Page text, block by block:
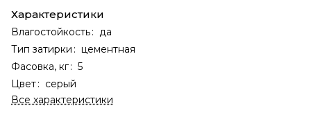
Характеристики
Влагостойкость:
да
Тип затирки : цементная
Фасовка, кг: 5
Цвет: серый
Все характеристики